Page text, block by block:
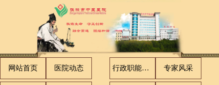
网站首页 医院动态 行政职能科室 专家风采